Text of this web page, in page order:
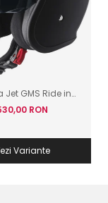
Jet GMS Ride in
Negru Mat
RON
Variante